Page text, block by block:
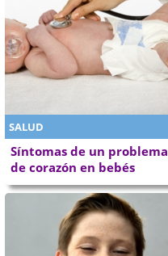
SALUD
Síntomas de un problema
de corazón en bebés